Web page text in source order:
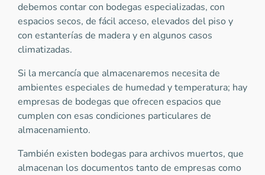
debemos contar con bodegas especializadas, con
espacios secos, de fácil acceso, elevados del piso y
con estanterías de madera y en algunos casos
climatizadas.
Si la mercancía que almacenaremos necesita de
ambientes especiales de humedad y temperatura; hay
empresas de bodegas que ofrecen espacios que
cumplen con esas condiciones particulares de
almacenamiento.
También existen bodegas para archivos muertos, que
almacenan los documentos tanto de empresas como